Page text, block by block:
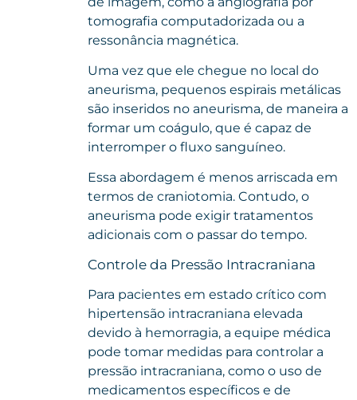
tomografia computadorizada ou a
ressonância magnética.
Uma vez que ele chegue no local do
aneurisma, pequenos espirais metálicas
são inseridos no aneurisma, de maneira a
formar um coágulo, que é capaz de
interromper o fluxo sanguíneo.
Essa abordagem é menos arriscada em
termos de craniotomia. Contudo, o
aneurisma pode exigir tratamentos
adicionais com o passar do tempo.
Controle da Pressão Intracraniana
Para pacientes em estado crítico com
hipertensão intracraniana elevada
devido à hemorragia, a equipe médica
pode tomar medidas para controlar a
pressão intracraniana, como o uso de
medicamentos específicos e de